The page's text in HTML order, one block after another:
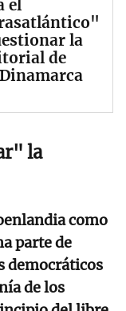
el
la
de
la
como
parte de
democráticos
de los